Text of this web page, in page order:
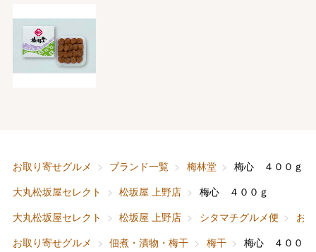
お取り寄せグルメ ブランド一覧 梅林堂
梅心 ４００ｇ
大丸松坂屋セレクト
松坂屋 上野店
梅心 ４００ｇ
大丸松坂屋セレクト
松坂屋 上野店 シタマチグルメ便
お
お取り寄せグルメ
佃煮・漬物・梅干 梅干
梅心 ４００ｇ
ファッション
ホーム＆インテリア
出産内祝い
結婚内祝い
母の日
父の日
お中元